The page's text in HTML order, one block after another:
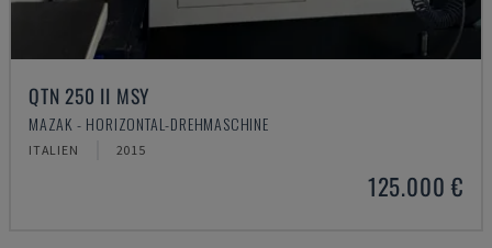
QTN 250 II MSY
MAZAK - HORIZONTAL-DREHMASCHINE
ITALIEN 2015
125.000 €